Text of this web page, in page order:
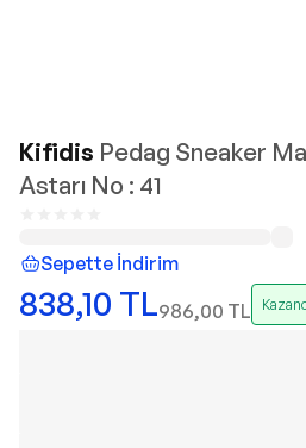
Kifidis Pedag Sneaker
Astarı No : 41
Sepette İndirim
838,10 TL986,00 TL